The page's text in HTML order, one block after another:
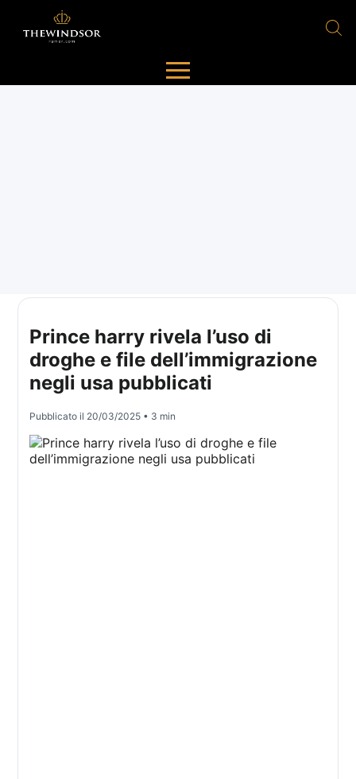
Prince harry rivela l’uso di
droghe e file dell’immigrazione
negli usa pubblicati
Pubblicato il 20/03/2025 • 3 min